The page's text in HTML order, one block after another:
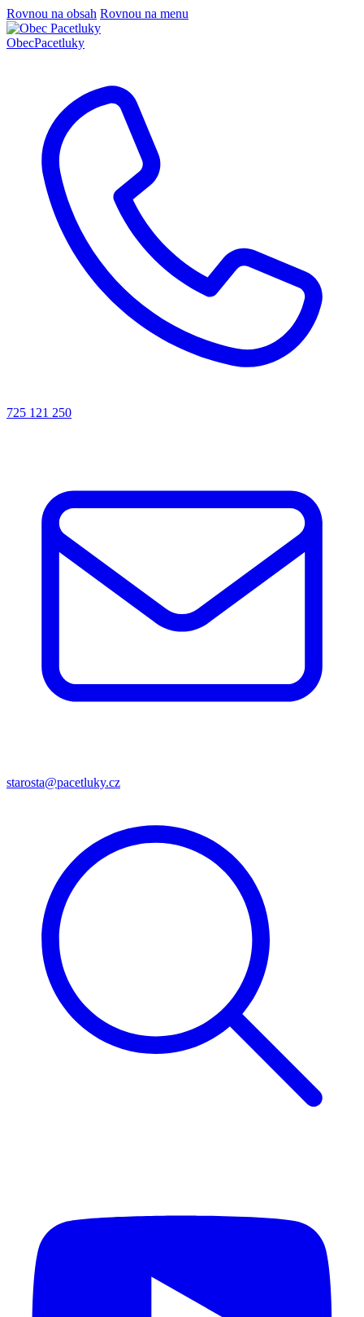
Rovnou na obsah Rovnou na menu
ObecPacetluky
725 121 250
starosta@pacetluky.cz